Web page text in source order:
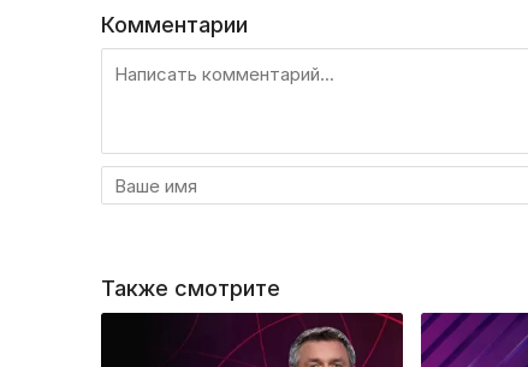
Комментарии
Также смотрите